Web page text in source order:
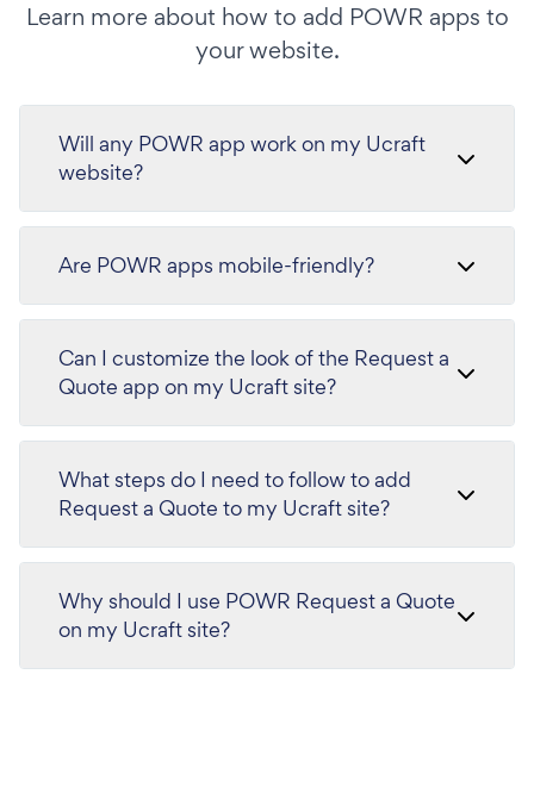
Learn more about how to add POWR apps to
your website.
Will any POWR app work on my Ucraft
website?
Are POWR apps mobile-friendly?
Can I customize the look of the Request a
Quote app on my Ucraft site?
What steps do I need to follow to add
Request a Quote to my Ucraft site?
Why should I use POWR Request a Quote
on my Ucraft site?